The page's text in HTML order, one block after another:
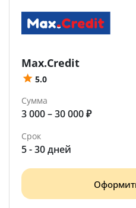
Max.Credit
5.0
Сумма
3 000 – 30 000 ₽
Срок
5 - 30 дней